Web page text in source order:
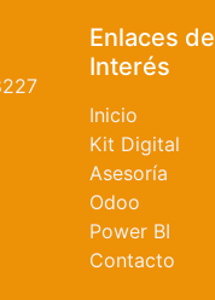
Enlaces de
Interés
Inicio
Kit Digital
Asesoría
Odoo
Power BI
Contacto